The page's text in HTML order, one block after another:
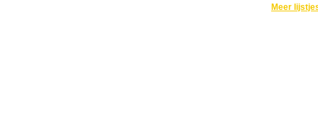
Meer